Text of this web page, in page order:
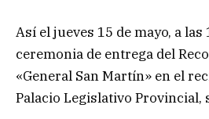
Así el jueves 15 de mayo, a
ceremonia de entrega del
«General San Martín» en el
Palacio Legislativo Provincial,